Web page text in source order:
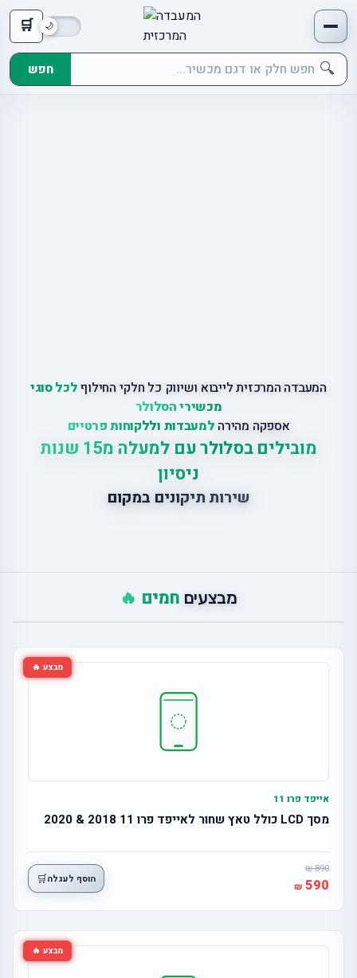
🛒
🔍 חפש
המעבדה המרכזית לייבוא ושיווק כל חלקי החילוףלכל סוגי
מכשירי הסלולר
אספקה מהירה למעבדות וללקוחות פרטיים
מובילים בסלולר עם למעלה מ15 שנות
ניסיון
שירות תיקונים במקום
מבצעים חמים 🔥
מבצע 🔥
אייפד פרו 11
מסך LCD כולל טאץ שחור לאייפד פרו 11 2018 & 2020
890
590 הוסף לעגלה🛒
מבצע 🔥